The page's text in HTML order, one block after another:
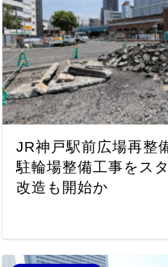
JR神戸駅前広場再整
駐輪場整備工事をス
改造も開始か